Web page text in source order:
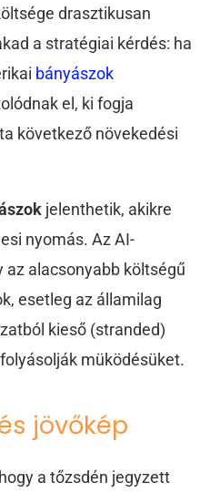
drasztikusan
a stratégiai kérdés: ha
bányászok
el, ki fogja
következő növekedési
jelenthetik, akikre
nyomás. Az AI-
az alacsonyabb költségű
esetleg az államilag
kieső (stranded)
müködésüket.
jövőkép
a tőzsdén jegyzett